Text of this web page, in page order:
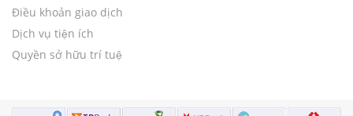
Điều khoản giao dịch
Dịch vụ tiện ích
Quyền sở hữu trí tuệ